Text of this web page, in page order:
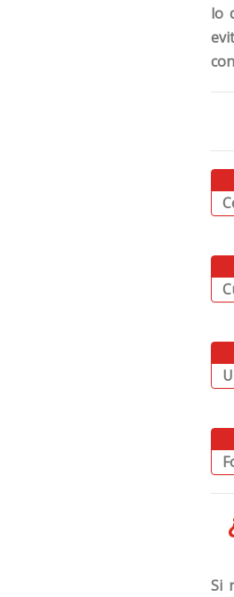
lo
Si